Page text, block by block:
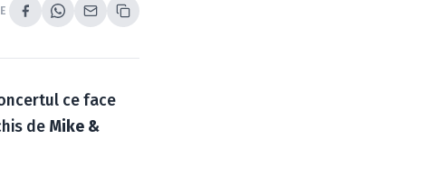
ce face
de Mike &